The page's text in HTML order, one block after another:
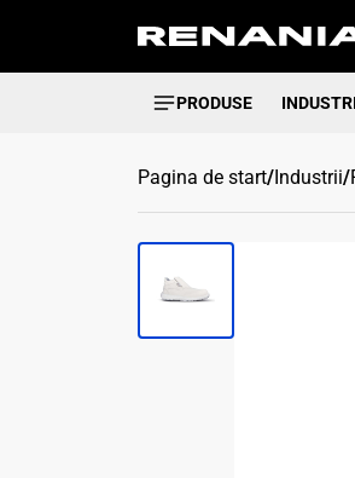
PRODUSE
Pagina de start/Industrii/